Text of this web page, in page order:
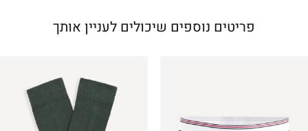
פריטים נוספים שיכולים לעניין אותך